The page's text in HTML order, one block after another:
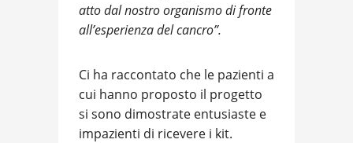
atto dal nostro organismo di fronte
all’esperienza del cancro”.
Ci ha raccontato che le pazienti a
cui hanno proposto il progetto
si sono dimostrate entusiaste e
impazienti di ricevere i kit.